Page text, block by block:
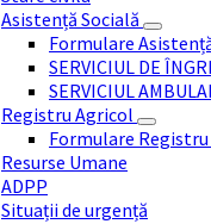
Asistență Socială
Formulare
SERVICIUL DE
SERVICIUL
Registru Agricol
Formulare
Resurse Umane
ADPP
Situații de urgență